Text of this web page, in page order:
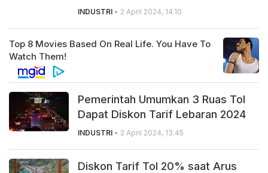
INDUSTRI • 2 April 2024, 14.10
Pemerintah Umumkan 3 Ruas Tol
Dapat Diskon Tarif Lebaran 2024
INDUSTRI • 2 April 2024, 13.45
Diskon Tarif Tol 20% saat Arus